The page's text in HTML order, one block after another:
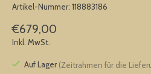
Artikel-Nummer: 118883186
€679,00
Inkl. MwSt.
Auf Lager (Zeitrahmen für die